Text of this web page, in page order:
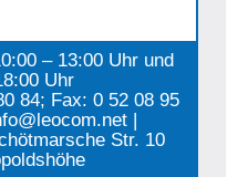
– 13:00 Uhr und
Uhr
84; Fax: 0 52 08 95
|
Str. 10